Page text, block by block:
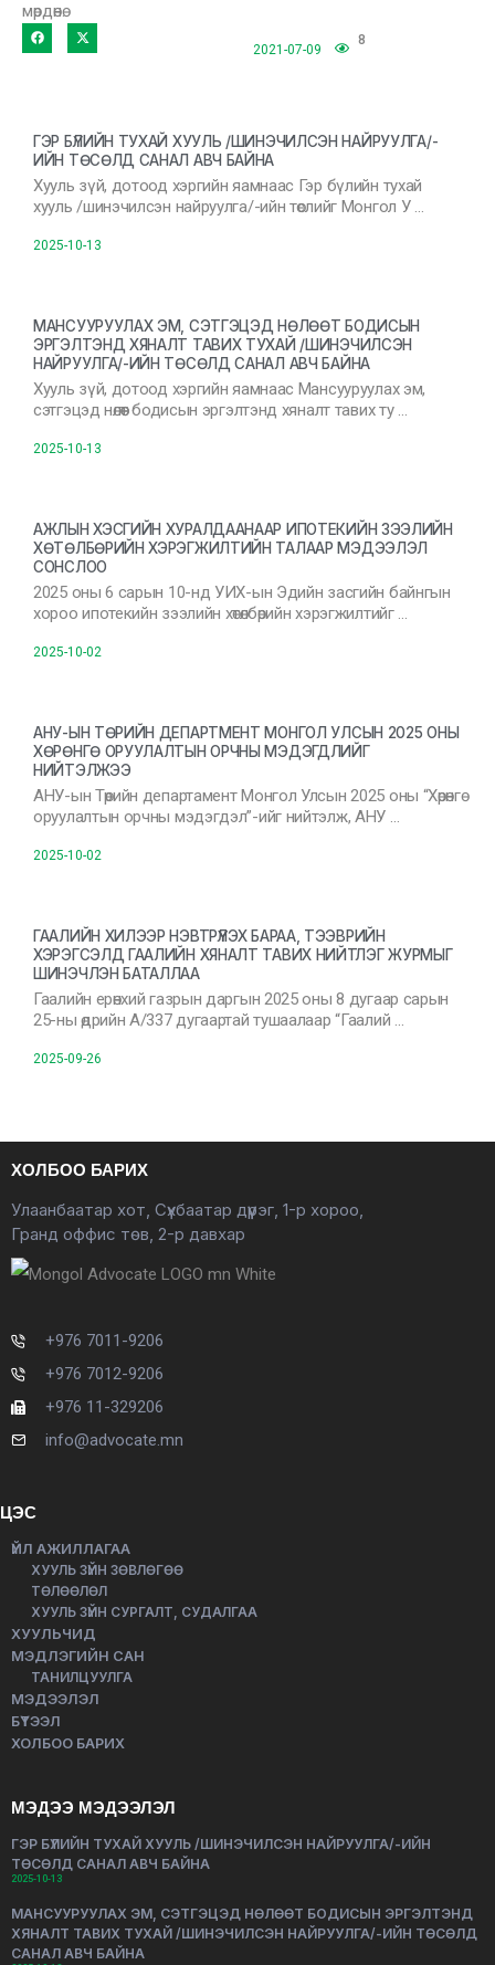
мөрдөнө.
2021-07-09
8
ГЭР БҮЛИЙН ТУХАЙ ХУУЛЬ /ШИНЭЧИЛСЭН НАЙРУУЛГА/-
ИЙН ТӨСӨЛД САНАЛ АВЧ БАЙНА
Хууль зүй, дотоод хэргийн яамнаас Гэр бүлийн тухай
хууль /шинэчилсэн найруулга/-ийн төслийг Монгол У …
2025-10-13
МАНСУУРУУЛАХ ЭМ, СЭТГЭЦЭД НӨЛӨӨТ БОДИСЫН
ЭРГЭЛТЭНД ХЯНАЛТ ТАВИХ ТУХАЙ /ШИНЭЧИЛСЭН
НАЙРУУЛГА/-ИЙН ТӨСӨЛД САНАЛ АВЧ БАЙНА
Хууль зүй, дотоод хэргийн яамнаас Мансууруулах эм,
сэтгэцэд нөлөөт бодисын эргэлтэнд хяналт тавих ту …
2025-10-13
АЖЛЫН ХЭСГИЙН ХУРАЛДААНААР ИПОТЕКИЙН ЗЭЭЛИЙН
ХӨТӨЛБӨРИЙН ХЭРЭГЖИЛТИЙН ТАЛААР МЭДЭЭЛЭЛ
СОНСЛОО
2025 оны 6 сарын 10-нд УИХ-ын Эдийн засгийн байнгын
хороо ипотекийн зээлийн хөтөлбөрийн хэрэгжилтийг …
2025-10-02
АНУ-ЫН ТӨРИЙН ДЕПАРТМЕНТ МОНГОЛ УЛСЫН 2025 ОНЫ
ХӨРӨНГӨ ОРУУЛАЛТЫН ОРЧНЫ МЭДЭГДЛИЙГ
НИЙТЭЛЖЭЭ
АНУ-ын Төрийн департамент Монгол Улсын 2025 оны “Хөрөнгө
оруулалтын орчны мэдэгдэл”-ийг нийтэлж, АНУ …
2025-10-02
ГААЛИЙН ХИЛЭЭР НЭВТРҮҮЛЭХ БАРАА, ТЭЭВРИЙН
ХЭРЭГСЭЛД ГААЛИЙН ХЯНАЛТ ТАВИХ НИЙТЛЭГ ЖУРМЫГ
ШИНЭЧЛЭН БАТАЛЛАА
Гаалийн ерөнхий газрын даргын 2025 оны 8 дугаар сарын
25-ны өдрийн А/337 дугаартай тушаалаар “Гаалий …
2025-09-26
ХОЛБОО БАРИХ
Улаанбаатар хот, Сүхбаатар дүүрэг, 1-р хороо,
Гранд оффис төв, 2-р давхар
+976 7011-9206
+976 7012-9206
+976 11-329206
info@advocate.mn
ЦЭС
ҮЙЛ АЖИЛЛАГАА
ХУУЛЬ ЗҮЙН ЗӨВЛӨГӨӨ
ТӨЛӨӨЛӨЛ
ХУУЛЬ ЗҮЙН СУРГАЛТ, СУДАЛГАА
ХУУЛЬЧИД
МЭДЛЭГИЙН САН
ТАНИЛЦУУЛГА
МЭДЭЭЛЭЛ
БҮТЭЭЛ
ХОЛБОО БАРИХ
МЭДЭЭ МЭДЭЭЛЭЛ
ГЭР БҮЛИЙН ТУХАЙ ХУУЛЬ /ШИНЭЧИЛСЭН НАЙРУУЛГА/-ИЙН
ТӨСӨЛД САНАЛ АВЧ БАЙНА
2025-10-13
МАНСУУРУУЛАХ ЭМ, СЭТГЭЦЭД НӨЛӨӨТ БОДИСЫН ЭРГЭЛТЭНД
ХЯНАЛТ ТАВИХ ТУХАЙ /ШИНЭЧИЛСЭН НАЙРУУЛГА/-ИЙН ТӨСӨЛД
САНАЛ АВЧ БАЙНА